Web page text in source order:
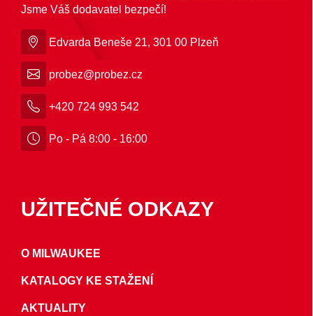
Jsme Váš dodavatel bezpečí!
Edvarda Beneše 21, 301 00 Plzeň
probez@probez.cz
+420 724 993 542
Po - Pá 8:00 - 16:00
UŽITEČNÉ ODKAZY
O MILWAUKEE
KATALOGY KE STAŽENÍ
AKTUALITY